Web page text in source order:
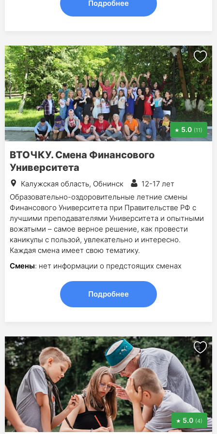
Подробнее
5.0 (11)
ВТОЧКУ. Смена Финансового
Университета
Калужская область, Обнинск
12-17 лет
Образовательно-оздоровительные летние смены
Финансового Университета при Правительстве РФ с
лучшими преподавателями Университета и опытными
вожатыми – самое верное решение, как провести
каникулы с пользой, увлекательно и интересно.
Каждая смена имеет свою тематику.
Смены: нет информации о предстоящих сменах
Подробнее
5.0 (4)